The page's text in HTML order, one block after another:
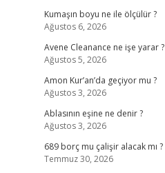
Kumaşın boyu ne ile ölçülür ?
Ağustos 6, 2026
Avene Cleanance ne işe yarar ?
Ağustos 5, 2026
Amon Kur’an’da geçiyor mu ?
Ağustos 3, 2026
Ablasının eşine ne denir ?
Ağustos 3, 2026
689 borç mu çalişir alacak mı ?
Temmuz 30, 2026